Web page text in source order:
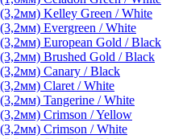
Kelley Green / White
Evergreen / White
European Gold / Black
Brushed Gold / Black
Canary / Black
Claret / White
Tangerine / White
Crimson / Yellow
Crimson / White